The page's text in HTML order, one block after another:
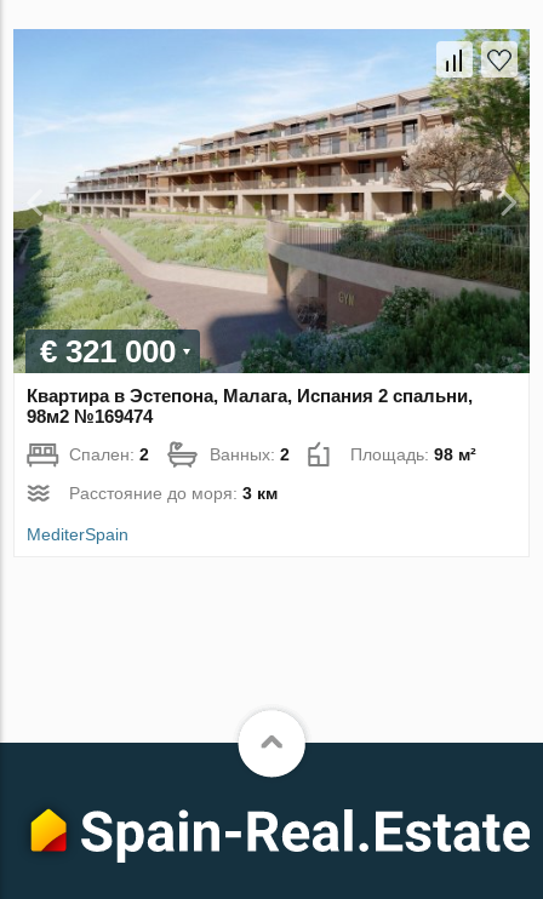
€ 321 000
Квартира в Эстепона, Малага, Испания 2 спальни,
98м2 №169474
Спален:2 Ванных:2 Площадь:98 м²
Расстояние до моря:3 км
MediterSpain